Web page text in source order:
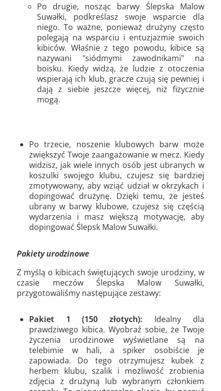
Po drugie, nosząc barwy Ślepska Malow
Suwałki, podkreślasz swoje wsparcie dla
niego. To ważne, ponieważ drużyny często
polegają na wsparciu i entuzjazmie swoich
kibiców. Właśnie z tego powodu, kibice są
nazywani "siódmymi zawodnikami" na
boisku. Kiedy widzą, że ludzie z otoczenia
wspierają ich klub, gracze czują się pewniej i
dają z siebie jeszcze więcej, niż fizycznie
mogą.
Po trzecie, noszenie klubowych barw może
zwiększyć Twoje zaangażowanie w mecz. Kiedy
widzisz, jak wiele innych osób jest ubranych w
koszulki swojego klubu, czujesz się bardziej
zmotywowany, aby wziąć udział w okrzykach i
dopingować drużynę. Dzięki temu, że jesteś
ubrany w barwy klubowe, czujesz się częścią
wydarzenia i masz większą motywację, aby
dopingować Ślepsk Malow Suwałki.
Pakiety urodzinowe
Z myślą o kibicach świętujących swoje urodziny, w
czasie meczów Ślepska Malow Suwałki,
przygotowaliśmy następujące zestawy:
Pakiet 1 (150 złotych): Idealny dla
prawdziwego kibica. Wyobraź sobie, że Twoje
życzenia urodzinowe wyświetlane są na
telebimie w hali, a spiker osobiście je
zapowiada. Do tego otrzymujesz kubek z
herbem klubu, szalik i możliwość zrobienia
zdjęcia z drużyną lub wybranym członkiem